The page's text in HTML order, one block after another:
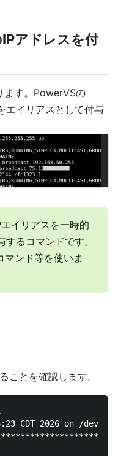
アドレスを付
ます。PowerVSの
エイリアスとして付与
イリアスを一時的
するコマンドです。
ンド等を使いま
ことを確認します。
CDT 2026 on /dev/